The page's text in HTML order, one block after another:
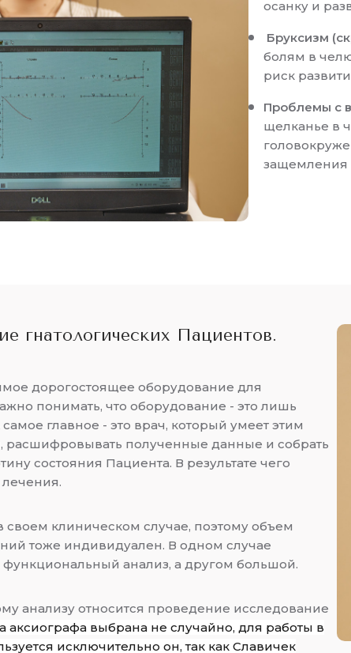
осанку и
Бруксизм
болям в
риск
Проблемы с
щелканье в
защемления
гнатологических Пациентов.
дорогостоящее оборудование для
понимать, что оборудование - это лишь
главное - это врач, который умеет этим
расшифровывать полученные данные и собрать
состояния Пациента. В результате чего
клиническом случае, поэтому объем
тоже индивидуален. В одном случае
анализ, а другом большой.
анализу относится проведение исследование
аксиографа выбрана не случайно, для работы в
исключительно он, так как Славичек